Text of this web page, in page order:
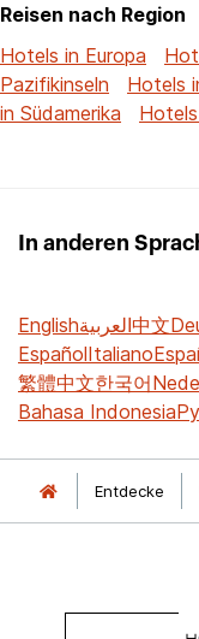
Reisen nach Region
Hotels in Europa
Pazifikinseln
Hotels
in Südamerika
In anderen
Englishالعربية中文
EspañolItaliano
繁體中文한국어
Bahasa Indonesia
Entdecke